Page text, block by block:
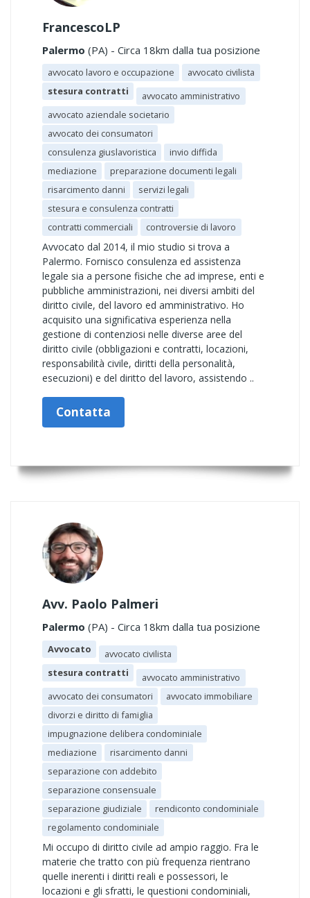
FrancescoLP
Palermo (PA) - Circa 18km dalla tua posizione
avvocato lavoro e occupazione
avvocato civilista
stesura contratti
avvocato amministrativo
avvocato aziendale societario
avvocato dei consumatori
consulenza giuslavoristica
invio diffida
mediazione
preparazione documenti legali
risarcimento danni
servizi legali
stesura e consulenza contratti
contratti commerciali
controversie di lavoro
Avvocato dal 2014, il mio studio si trova a
Palermo. Fornisco consulenza ed assistenza
legale sia a persone fisiche che ad imprese, enti e
pubbliche amministrazioni, nei diversi ambiti del
diritto civile, del lavoro ed amministrativo. Ho
acquisito una significativa esperienza nella
gestione di contenziosi nelle diverse aree del
diritto civile (obbligazioni e contratti, locazioni,
responsabilità civile, diritti della personalità,
esecuzioni) e del diritto del lavoro, assistendo ..
Contatta
Avv. Paolo Palmeri
Palermo (PA) - Circa 18km dalla tua posizione
Avvocato
avvocato civilista
stesura contratti
avvocato amministrativo
avvocato dei consumatori
avvocato immobiliare
divorzi e diritto di famiglia
impugnazione delibera condominiale
mediazione
risarcimento danni
separazione con addebito
separazione consensuale
separazione giudiziale
rendiconto condominiale
regolamento condominiale
Mi occupo di diritto civile ad ampio raggio. Fra le
materie che tratto con più frequenza rientrano
quelle inerenti i diritti reali e possessori, le
locazioni e gli sfratti, le questioni condominiali,